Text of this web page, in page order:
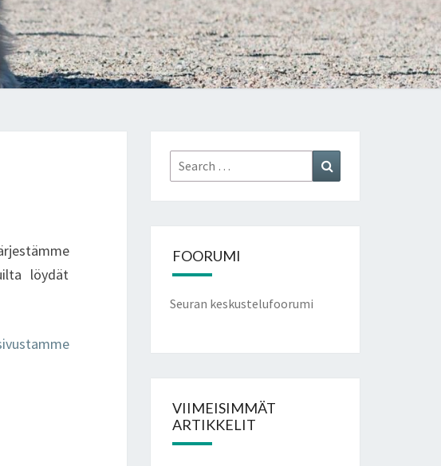
löydät
Search
for:
FOORUMI
Seuran keskustelufoorumi
VIIMEISIMMÄT
ARTIKKELIT